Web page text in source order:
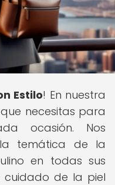
Estilo! En nuestra
necesitas para
ocasión. Nos
temática de la
en todas sus
cuidado de la piel